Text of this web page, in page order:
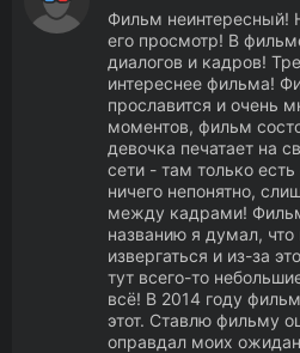
Фильм неинтересный!
его просмотр! В
диалогов и кадров!
интереснее фильма!
прославится и очень
моментов, фильм
девочка печатает на
сети - там только
ничего непонятно,
между кадрами!
названию я думал,
извергаться и из-за
тут всего-то
всё! В 2014 году
этот. Ставлю фильму
оправдал моих